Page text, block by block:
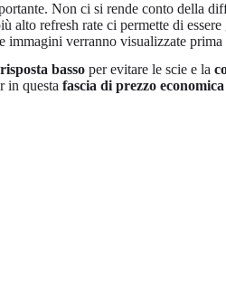
Non ci si rende conto della
alto refresh rate ci permette di
verranno visualizzate prima
basso per evitare le scie e la
in questa fascia di prezzo economica